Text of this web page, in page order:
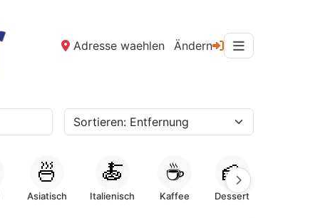
Adresse waehlen Ändern
🍜
Asiatisch
🍝
Italienisch
☕
Kaffee
🍰
Dessert